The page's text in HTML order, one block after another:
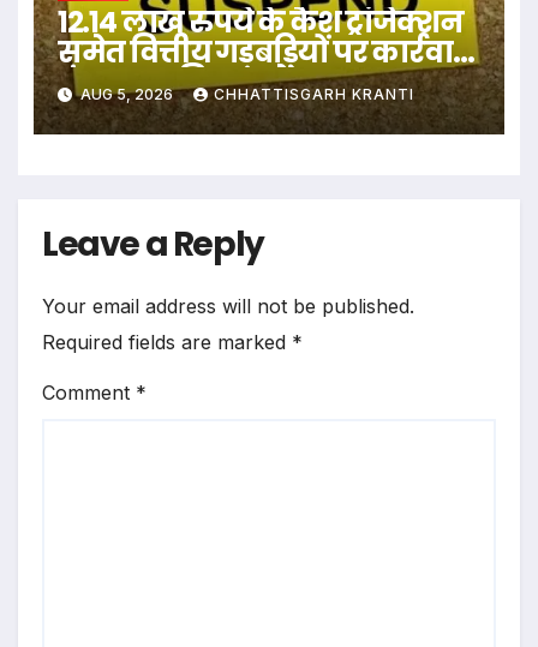
12.14 लाख रुपये के कैश ट्रांजेक्शन
समेत वित्तीय गड़बड़ियों पर कार्रवाई,
पंचायत सचिव सस्पेंड…
AUG 5, 2026 CHHATTISGARH KRANTI
Leave a Reply
Your email address will not be published.
Required fields are marked *
Comment *